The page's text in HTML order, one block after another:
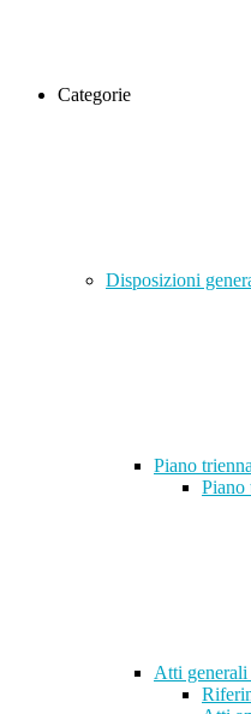
Categorie
Disposizioni
Piano
Piano
Atti generali